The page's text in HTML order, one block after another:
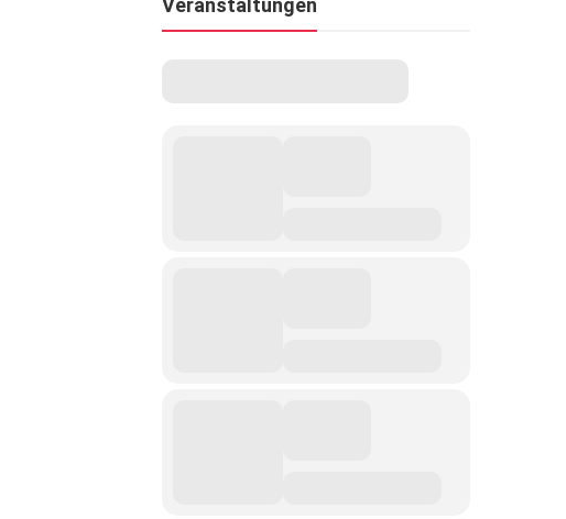
Veranstaltungen